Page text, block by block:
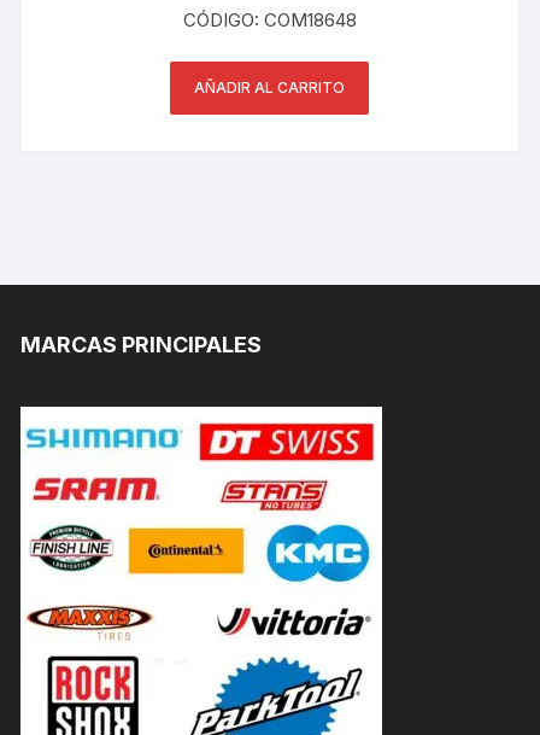
CÓDIGO: COM18648
AÑADIR AL CARRITO
MARCAS PRINCIPALES